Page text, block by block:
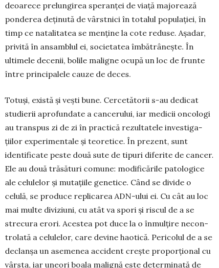
deoarece prelungirea speranței de viață majorează
ponderea deținută de vârstnici în totalul populației, în
timp ce natalitatea se menține la cote reduse. Așadar,
privită în ansamblul ei, societatea îmbătrânește. În
ultimele de­ce­nii, bolile maligne ocupă un loc de frunte
între principalele cauze de deces.
Totuși, există și vești bune. Cerce­tătorii s-au dedicat
studierii aprofun­date a cance­rului, iar medicii on­cologi
au transpus zi de zi în prac­­tică rezultatele investiga­
țiilor ex­perimentale și teoretice. În pre­zent, sunt
identificate pes­te două sute de tipuri dife­rite de cancer.
Ele au două tră­sături comune: modificările pa­to­lo­gice
ale celulelor și mutațiile gene­tice. Când se divide o
celulă, se produce replicarea ADN-ului ei. Cu cât au loc
mai multe diviziuni, cu atât va spori și riscul de a se
strecura erori. Acestea pot duce la o în­mulțire necon­
trolată a celulelor, care devine hao­tică. Pericolul de a se
de­clanșa un asemenea acci­dent crește propor­țional cu
vârsta, iar uneori boala malignă este deter­minată de